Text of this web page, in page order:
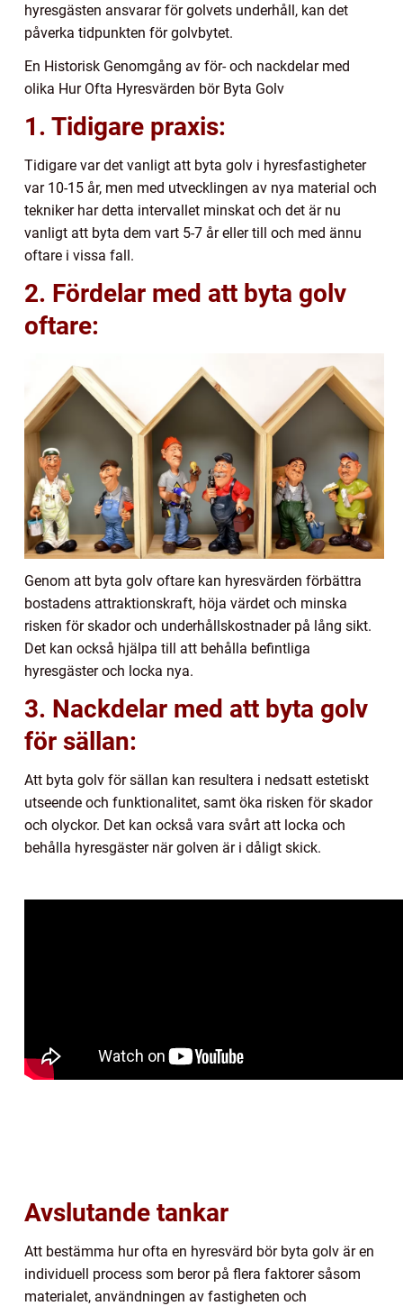
hyresgästen ansvarar för golvets underhåll, kan det
påverka tidpunkten för golvbytet.
En Historisk Genomgång av för- och nackdelar med
olika Hur Ofta Hyresvärden bör Byta Golv
1. Tidigare praxis:
Tidigare var det vanligt att byta golv i hyresfastigheter
var 10-15 år, men med utvecklingen av nya material och
tekniker har detta intervallet minskat och det är nu
vanligt att byta dem vart 5-7 år eller till och med ännu
oftare i vissa fall.
2. Fördelar med att byta golv
oftare:
Genom att byta golv oftare kan hyresvärden förbättra
bostadens attraktionskraft, höja värdet och minska
risken för skador och underhållskostnader på lång sikt.
Det kan också hjälpa till att behålla befintliga
hyresgäster och locka nya.
3. Nackdelar med att byta golv
för sällan:
Att byta golv för sällan kan resultera i nedsatt estetiskt
utseende och funktionalitet, samt öka risken för skador
och olyckor. Det kan också vara svårt att locka och
behålla hyresgäster när golven är i dåligt skick.
Avslutande tankar
Att bestämma hur ofta en hyresvärd bör byta golv är en
individuell process som beror på flera faktorer såsom
materialet, användningen av fastigheten och